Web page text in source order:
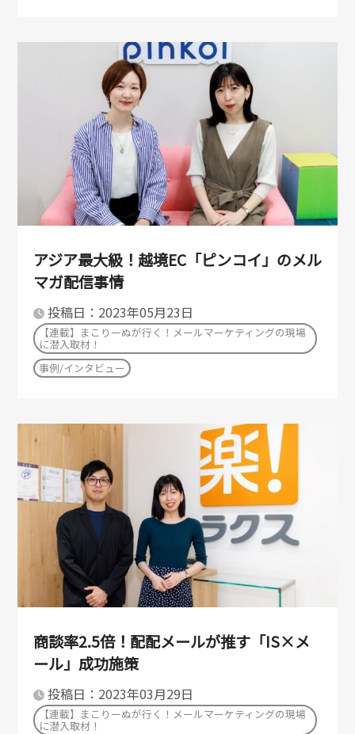
アジア最大級！越境EC「ピンコイ」のメル
マガ配信事情
投稿日：2023年05月23日
【連載】まこりーぬが行く！メールマーケティングの現場
に潜入取材！
事例/インタビュー
商談率2.5倍！配配メールが推す「IS×メ
ール」成功施策
投稿日：2023年03月29日
【連載】まこりーぬが行く！メールマーケティングの現場
に潜入取材！